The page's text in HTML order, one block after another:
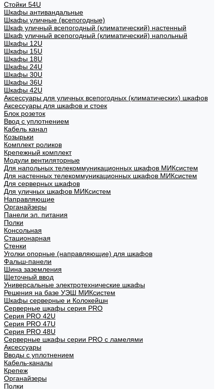
Стойки 54U
Шкафы антивандальные
Шкафы уличные (всепогодные)
Шкаф уличный всепогодный (климатический) настенный
Шкаф уличный всепогодный (климатический) напольный
Шкафы 12U
Шкафы 15U
Шкафы 18U
Шкафы 24U
Шкафы 30U
Шкафы 36U
Шкафы 42U
Аксессуары для уличных всепогодных (климатических) шкафов
Аксессуары для шкафов и стоек
Блок розеток
Ввод с уплотнением
Кабель канал
Козырьки
Комплект роликов
Крепежный комплект
Модули вентиляторные
Для напольных телекоммуникационных шкафов МИКсистем
Для настенных телекоммуникационных шкафов МИКсистем
Для серверных шкафов
Для уличных шкафов МИКсистем
Направляющие
Органайзеры
Панели эл. питания
Полки
Консольная
Стационарная
Стенки
Уголки опорные (направляющие) для шкафов
Фальш-панели
Шина заземления
Щеточный ввод
Универсальные электротехнические шкафы
Решения на базе УЭШ МИКсистем
Шкафы серверные и Колокейшн
Серверные шкафы серия PRO
Серия PRO 42U
Серия PRO 47U
Серия PRO 48U
Серверные шкафы серии PRO с ламелями
Аксессуары
Вводы с уплотнением
Кабель-каналы
Крепеж
Органайзеры
Полки